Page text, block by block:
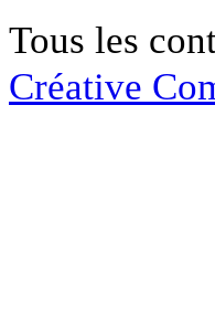
Tous les
Créative